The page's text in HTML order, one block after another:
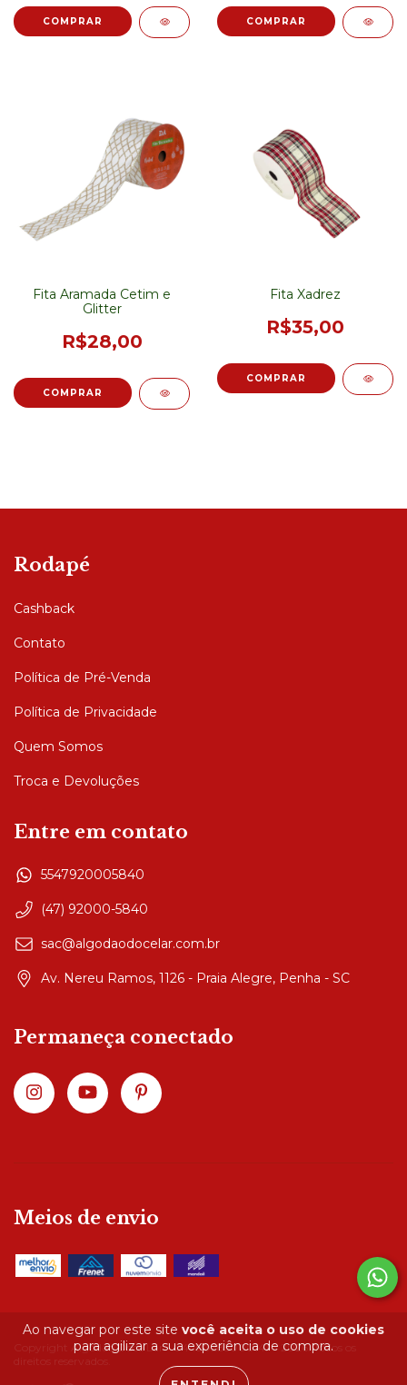
Ao navegar por este site você aceita o uso de cookies
para agilizar a sua experiência de compra.
Fita Aramada Cetim e
Glitter
R$28,00
Fita Xadrez
R$35,00
Rodapé
Cashback
Contato
Política de Pré-Venda
Política de Privacidade
Quem Somos
Troca e Devoluções
Entre em contato
5547920005840
(47) 92000-5840
sac@algodaodocelar.com.br
Av. Nereu Ramos, 1126 - Praia Alegre, Penha - SC
Permaneça conectado
Meios de envio
Copyright Algodão Doce Lar - 04490285000147 - 2026. Todos os
direitos reservados.